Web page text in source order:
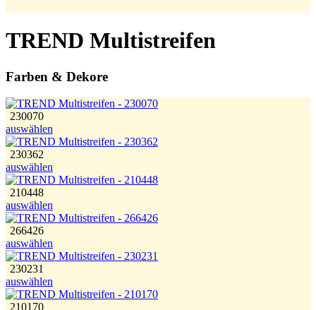
TREND Multistreifen
Farben & Dekore
230070
auswählen
230362
auswählen
210448
auswählen
266426
auswählen
230231
auswählen
210170